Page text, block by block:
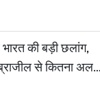
की बड़ी छलांग,
से कितना अलग